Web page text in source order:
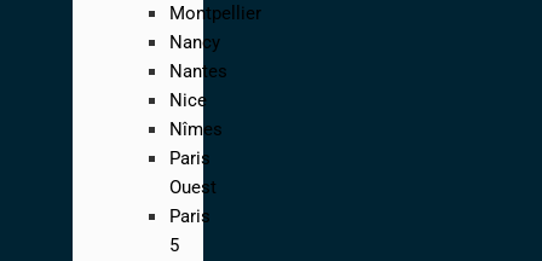
Montpellier
Nancy
Nantes
Nice
Nîmes
Paris
Ouest
Paris
5